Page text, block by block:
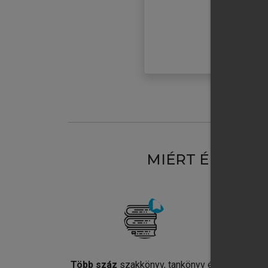
MIÉRT
Több száz szakkönyv, tankönyv és